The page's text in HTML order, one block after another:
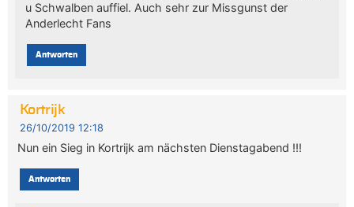
u Schwalben auffiel. Auch sehr zur Missgunst der
Anderlecht Fans
Antworten
Kortrijk
26/10/2019 12:18
Nun ein Sieg in Kortrijk am nächsten Dienstagabend !!!
Antworten